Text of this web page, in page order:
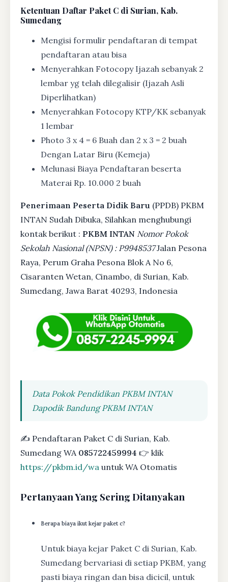
Ketentuan Daftar Paket C di Surian, Kab.
Sumedang
Mengisi formulir pendaftaran di tempat
pendaftaran atau bisa
Menyerahkan Fotocopy Ijazah sebanyak 2
lembar yg telah dilegalisir (Ijazah Asli
Diperlihatkan)
Menyerahkan Fotocopy KTP/KK sebanyak
1 lembar
Photo 3 x 4 = 6 Buah dan 2 x 3 = 2 buah
Dengan Latar Biru (Kemeja)
Melunasi Biaya Pendaftaran beserta
Materai Rp. 10.000 2 buah
Penerimaan Peserta Didik Baru (PPDB) PKBM
INTAN Sudah Dibuka, Silahkan menghubungi
kontak berikut : PKBM INTAN Nomor Pokok
Sekolah Nasional (NPSN) : P9948537Jalan Pesona
Raya, Perum Graha Pesona Blok A No 6,
Cisaranten Wetan, Cinambo, di Surian, Kab.
Sumedang, Jawa Barat 40293, Indonesia
Data Pokok Pendidikan PKBM INTAN
Dapodik Bandung PKBM INTAN
✍ Pendaftaran Paket C di Surian, Kab.
Sumedang WA 085722459994 👉 klik
https://pkbm.id/wa untuk WA Otomatis
Pertanyaan Yang Sering Ditanyakan
Berapa biaya ikut kejar paket c?
Untuk biaya kejar Paket C di Surian, Kab.
Sumedang bervariasi di setiap PKBM, yang
pasti biaya ringan dan bisa dicicil, untuk